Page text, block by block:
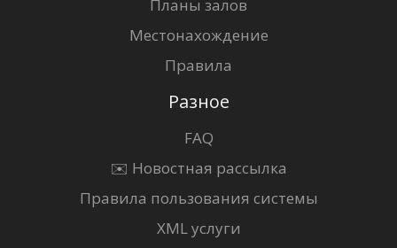
Планы залов
Местонахождение
Правила
Разное
FAQ
✉️ Новостная рассылка
Правила пользования системы
XML услуги